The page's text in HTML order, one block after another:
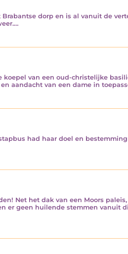
dorp en is al vanuit de
van een oud-christelijke
aandacht van een dame in
had haar doel en
Net het dak van een Moors
er geen huilende stemmen vanuit